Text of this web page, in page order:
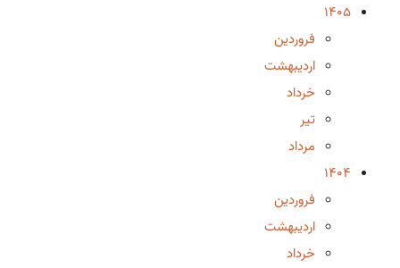
1405
فروردین
اردیبهشت
خرداد
تیر
مرداد
1404
فروردین
اردیبهشت
خرداد